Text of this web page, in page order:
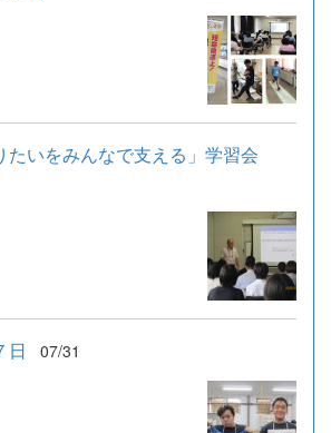
たいをみんなで支える」学習会
日 07/31